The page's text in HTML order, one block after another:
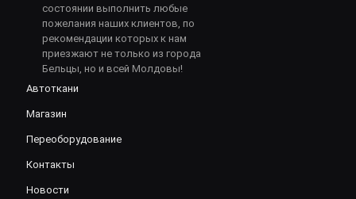
состоянии выполнить любые
пожелания наших клиентов, по
рекомендации которых к нам
приезжают не только из города
Бельцы, но и всей Молдовы!
Автоткани
Магазин
Переоборудование
Контакты
Новости